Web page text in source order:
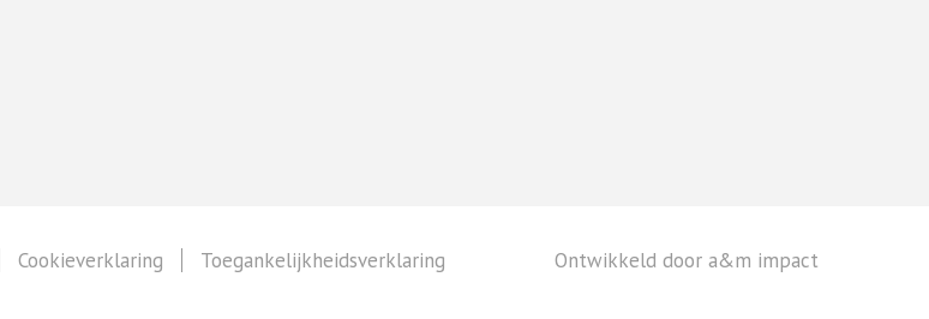
Ontwikkeld door a&m impact
Cookieverklaring Toegankelijkheidsverklaring